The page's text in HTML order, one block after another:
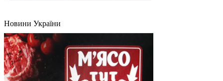
Новини України